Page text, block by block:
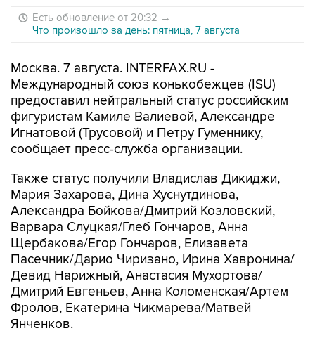
Есть обновление от 20:32 →
Что произошло за день: пятница, 7 августа
Москва. 7 августа. INTERFAX.RU -
Международный союз конькобежцев (ISU)
предоставил нейтральный статус российским
фигуристам Камиле Валиевой, Александре
Игнатовой (Трусовой) и Петру Гуменнику,
сообщает пресс-служба организации.
Также статус получили Владислав Дикиджи,
Мария Захарова, Дина Хуснутдинова,
Александра Бойкова/Дмитрий Козловский,
Варвара Слуцкая/Глеб Гончаров, Анна
Щербакова/Егор Гончаров, Елизавета
Пасечник/Дарио Чиризано, Ирина Хавронина/
Девид Нарижный, Анастасия Мухортова/
Дмитрий Евгеньев, Анна Коломенская/Артем
Фролов, Екатерина Чикмарева/Матвей
Янченков.